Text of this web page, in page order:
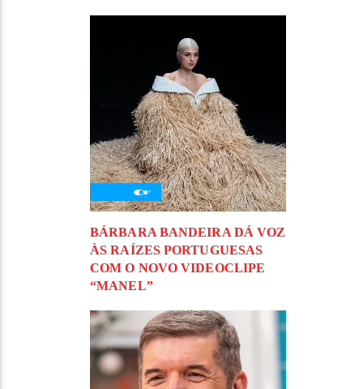
BÁRBARA BANDEIRA DÁ VOZ
ÀS RAÍZES PORTUGUESAS
COM O NOVO VIDEOCLIPE
“MANEL”